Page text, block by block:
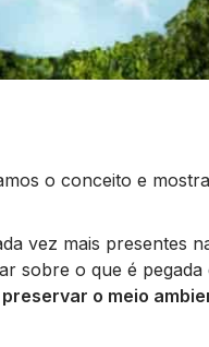
o conceito e
vez mais presentes
sobre o que é
preservar o meio